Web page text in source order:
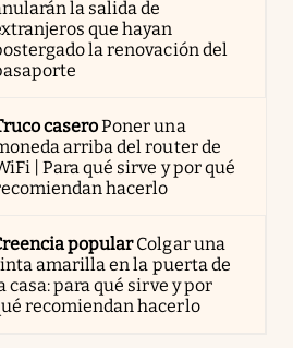
la salida de
que hayan
la renovación del
caseroPoner una
arriba del router de
| Para qué sirve y por qué
hacerlo
popularColgar una
amarilla en la puerta de
casa: para qué sirve y por
recomiendan hacerlo